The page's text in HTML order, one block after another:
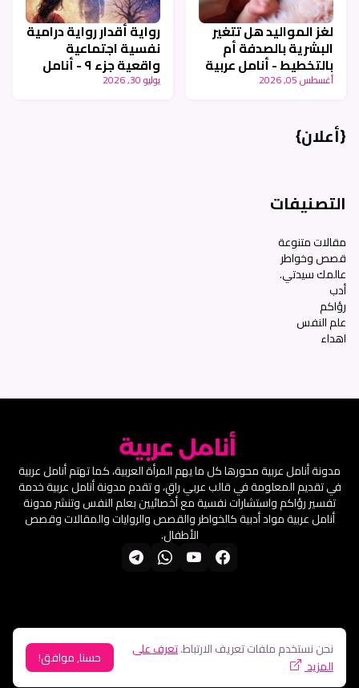
لغز المواليد هل تتغير
البشرية بالصدفة أم
بالتخطيط - أنامل عربية
أغسطس 05, 2026
رواية أقدار رواية درامية
نفسية اجتماعية
واقعية جزء ٩ - أنامل
عربية
يوليو 30, 2026
{أعلان}
التصنيفات
مقالات متنوعة
قصص وخواطر
عالمك سيدتي.
أدب
رؤاكم
علم النفس
اهداء
مدونة أنامل عربية محورها كل ما يهم المرأة العربية، كما تهتم أنامل عربية
في تقديم المعلومة في قالب عربي راقِ، و تقدم مدونة أنامل عربية خدمة
تفسير رؤاكم واستشارات نفسية مع أخصائيين بعلم النفس وتنشر مدونة
أنامل عربية مواد أدبية كالخواطر والقصص والروايات والمقالات وقصص
الأطفال.
arforbes tech
نحن نستخدم ملفات تعريف الارتباط.تعرف على
المزيد
حسنا, موافق!